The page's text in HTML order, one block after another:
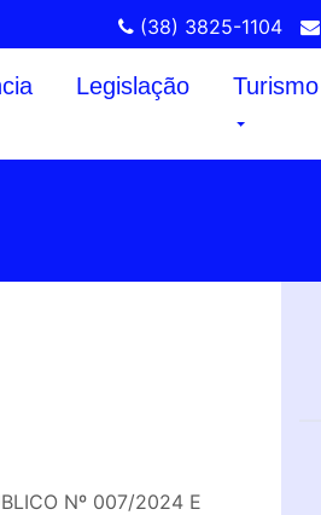
(38) 3825-1104
Legislação Turismo
Nº 007/2024 E